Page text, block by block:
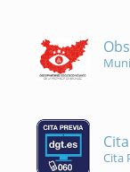
Cita